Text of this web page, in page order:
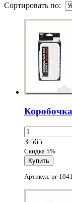
Сортировать по:
3 565
Скидка 5%
Артикул: pr-